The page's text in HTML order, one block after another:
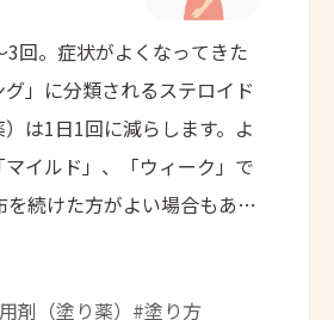
3回。症状がよくなってきた
」に分類されるステロイド
は1日1回に減らします。よ
マイルド」、「ウィーク」で
を続けた方がよい場合もあり
剤（塗り薬） #塗り方